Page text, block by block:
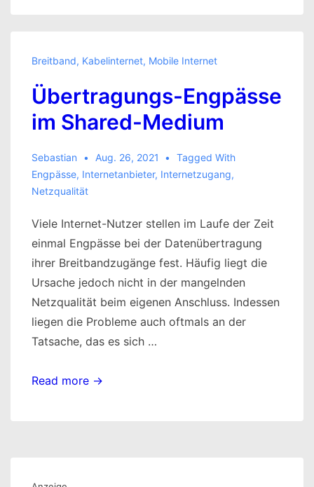
Breitband, Kabelinternet, Mobile Internet
Übertragungs-Engpässe
im Shared-Medium
Sebastian Aug. 26, 2021
Tagged With
Engpässe, Internetanbieter, Internetzugang,
Netzqualität
Viele Internet-Nutzer stellen im Laufe der Zeit
einmal Engpässe bei der Datenübertragung
ihrer Breitbandzugänge fest. Häufig liegt die
Ursache jedoch nicht in der mangelnden
Netzqualität beim eigenen Anschluss. Indessen
liegen die Probleme auch oftmals an der
Tatsache, das es sich …
Übertragungs-
Read more →